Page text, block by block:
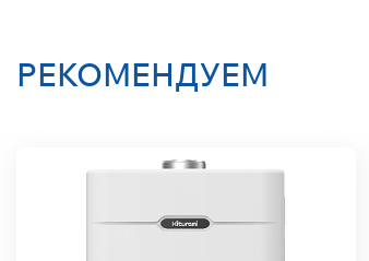
РЕКОМЕНДУЕМ